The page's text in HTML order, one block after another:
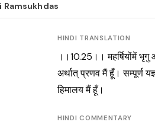
HINDI TRANSLATION
।।10.25।। महर्षियोंमें भृगु
अर्थात् प्रणव मैं हूँ। सम्पूर्ण
हिमालय मैं हूँ।
HINDI COMMENTARY